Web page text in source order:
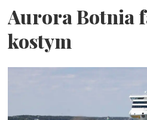
Aurora Botnia
kostym